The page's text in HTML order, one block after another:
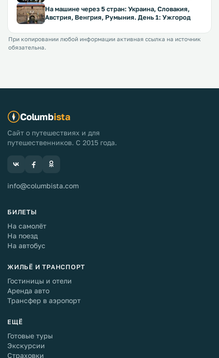
На машине через 5 стран: Украина, Словакия,
Австрия, Венгрия, Румыния. День 1: Ужгород
При копировании любой информации активная ссылка на источник
обязательна.
Columbista
Сайт о путешествиях и для
путешественников. С 2015 года.
info@columbista.com
БИЛЕТЫ
На самолёт
На поезд
На автобус
ЖИЛЬЁ И ТРАНСПОРТ
Гостиницы и отели
Аренда авто
Трансфер в аэропорт
ЕЩЁ
Готовые туры
Экскурсии
Страховки